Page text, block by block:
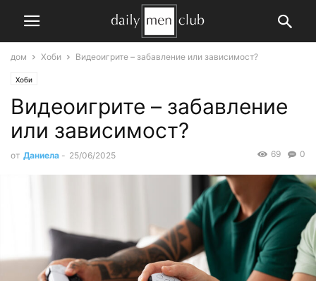
дом Хоби Видеоигрите – забавление или зависимост?
Хоби
Видеоигрите – забавление
или зависимост?
от Даниела - 25/06/2025 0
69